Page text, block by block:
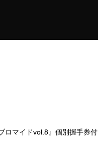
ロマイドvol.8』個別握手券付